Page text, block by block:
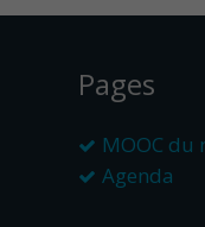
Pages
MOOC du
Agenda